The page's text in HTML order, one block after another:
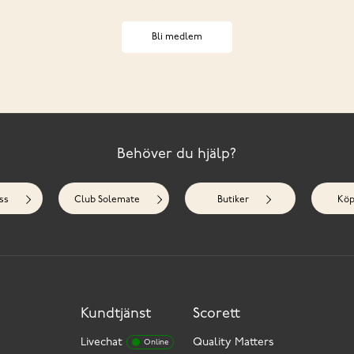
Bli medlem
Behöver du hjälp?
Club Solemate Butiker
Kundtjänst
Livechat Online
Scorett
Quality Matters